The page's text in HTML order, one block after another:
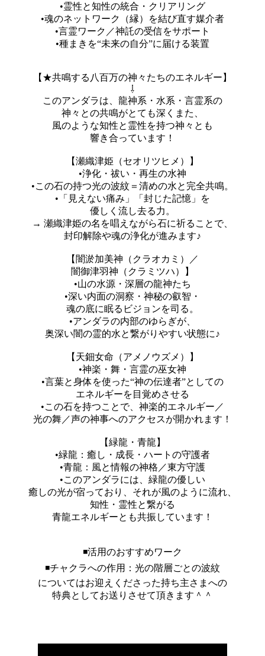
•霊性と知性の統合・クリアリング
•魂のネットワーク（縁）を結び直す媒介者
•言霊ワーク／神託の受信をサポート
•種まきを“未来の自分”に届ける装置
【★共鳴する八百万の神々たちのエネルギー】
⇩
このアンダラは、龍神系・水系・言霊系の
神々との共鳴がとても深くまた、
風のような知性と霊性を持つ神々とも
響き合っています！
【瀬織津姫（セオリツヒメ）】
•浄化・祓い・再生の水神
•この石の持つ光の波紋＝清めの水と完全共鳴。
•「見えない痛み」「封じた記憶」を
優しく流し去る力。
→ 瀬織津姫の名を唱えながら石に祈ることで、
封印解除や魂の浄化が進みます♪
【闇淤加美神（クラオカミ）／
闇御津羽神（クラミツハ）】
•山の水源・深層の龍神たち
•深い内面の洞察・神秘の叡智・
魂の底に眠るビジョンを司る。
•アンダラの内部のゆらぎが、
奥深い闇の霊的水と繋がりやすい状態に♪
【天鈿女命（アメノウズメ）】
•神楽・舞・言霊の巫女神
•言葉と身体を使った“神の伝達者”としての
エネルギーを目覚めさせる
•この石を持つことで、神楽的エネルギー／
光の舞／声の神事へのアクセスが開かれます！
【緑龍・青龍】
•緑龍：癒し・成長・ハートの守護者
•青龍：風と情報の神格／東方守護
•このアンダラには、緑龍の優しい
癒しの光が宿っており、それが風のように流れ、
知性・霊性と繋がる
青龍エネルギーとも共振しています！
◾️活用のおすすめワーク
◾️チャクラへの作用：光の階層ごとの波紋
についてはお迎えくださった持ち主さまへの
特典としてお送りさせて頂きます＾＾